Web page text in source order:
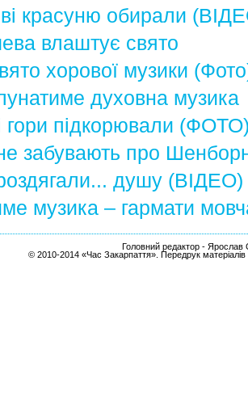
красуню обирали
влаштує свято
хорової музики
духовна музика
гори підкорювали
забувають про
душу (ВІДЕО)
музика – гармати
Головний редактор - Ярослав
© 2010-2014 «Час Закарпаття». Передрук